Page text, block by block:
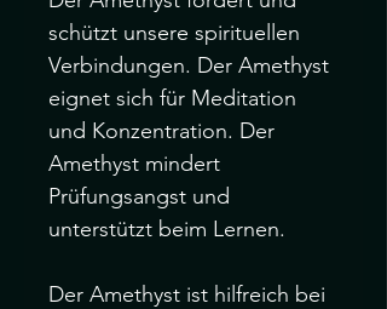
schützt unsere spirituellen
Verbindungen. Der Amethyst
eignet sich für Meditation
und Konzentration. Der
Amethyst mindert
Prüfungsangst und
unterstützt beim Lernen.
Der Amethyst ist hilfreich bei